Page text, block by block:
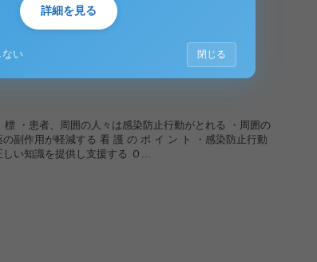
・患者、周囲の人々は感染防止行動がとれる ・周囲の
副作用が軽減する 看 護 の ポ イ ン ト ・感染防止行動
い知識を提供し支援する Ｏ...
詳細を見る
ない 閉じる